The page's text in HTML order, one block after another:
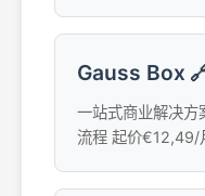
Gauss Box
一站式商业解决方
流程 起价€12,49/